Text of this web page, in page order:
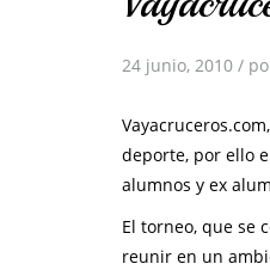
24 junio, 2010 /
deporte, por ello
alumnos y ex
El torneo, que se
reunir en un